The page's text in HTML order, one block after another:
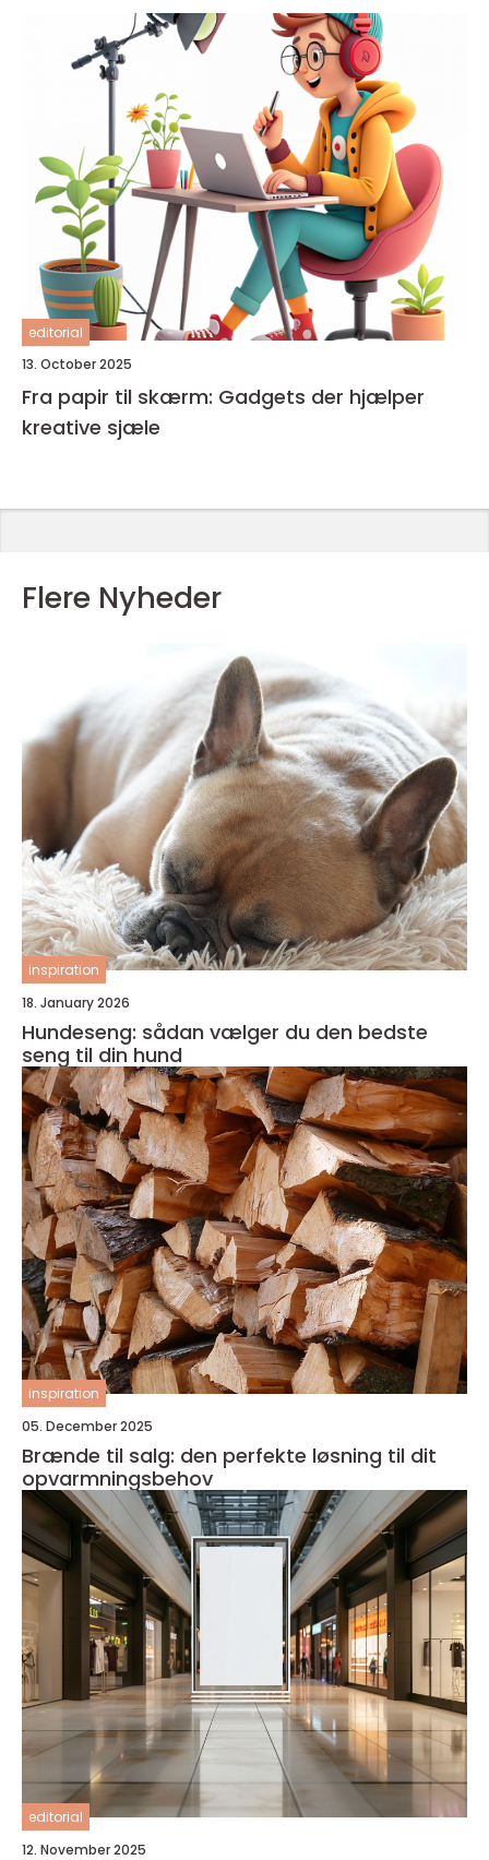
editorial
13. October 2025
Fra papir til skærm: Gadgets der hjælper
kreative sjæle
Flere Nyheder
inspiration
18. January 2026
Hundeseng: sådan vælger du den bedste
seng til din hund
inspiration
05. December 2025
Brænde til salg: den perfekte løsning til dit
opvarmningsbehov
editorial
12. November 2025